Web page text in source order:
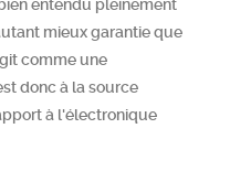
entendu pleinement
mieux garantie que
comme une
donc à la source
à l'électronique